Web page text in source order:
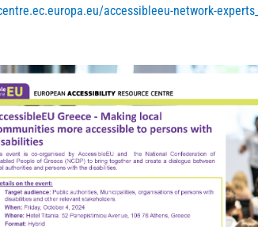
accessibleeu-network-